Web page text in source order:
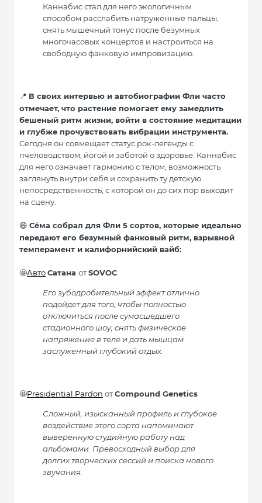
Каннабис стал для него экологичным
способом расслабить натруженные пальцы,
снять мышечный тонус после безумных
многочасовых концертов и настроиться на
свободную фанковую импровизацию.
📍 В своих интервью и автобиографии Фли часто
отмечает, что растение помогает ему замедлить
бешеный ритм жизни, войти в состояние медитации
и глубже прочувствовать вибрации инструмента.
Сегодня он совмещает статус рок-легенды с
пчеловодством, йогой и заботой о здоровье. Каннабис
для него означает гармонию с телом, возможность
заглянуть внутри себя и сохранить ту детскую
непосредственность, с которой он до сих пор выходит
на сцену.
😄 Сёма собрал для Фли 5 сортов, которые идеально
передают его безумный фанковый ритм, взрывной
темперамент и калифорнийский вайб:
🤩АвтоСатана отSOVOC
Его зубодробительный эффект отлично
подойдет для того, чтобы полностью
отключиться после сумасшедшего
стадионного шоу, снять физическое
напряжение в теле и дать мышцам
заслуженный глубокий отдых.
🤩Presidential Pardon отCompound Genetics
Сложный, изысканный профиль и глубокое
воздействие этого сорта напоминают
выверенную студийную работу над
альбомами. Превосходный выбор для
долгих творческих сессий и поиска нового
звучания.